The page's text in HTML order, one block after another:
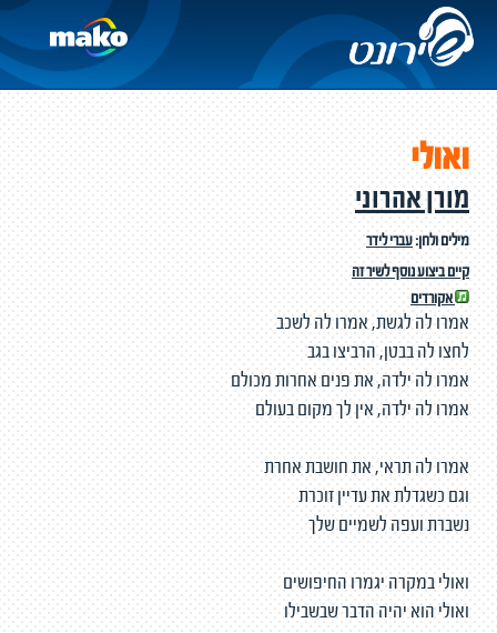
ואולי
מורן אהרוני
מילים ולחן:עברי לידר
קיים ביצוע נוסף לשיר זה
אקורדים
אמרו לה לגשת, אמרו לה לשכב
לחצו לה בבטן, הרביצו בגב
אמרו לה ילדה, את פנים אחרות מכולם
אמרו לה ילדה, אין לך מקום בעולם
אמרו לה תראי, את חושבת אחרת
וגם כשגדלת את עדיין זוכרת
נשברת ועפה לשמיים שלך
ואולי במקרה יגמרו החיפושים
ואולי הוא יהיה הדבר שבשבילו